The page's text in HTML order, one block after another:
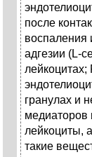
после
воспаления
адгезии (L-
гранулах и
медиаторов
лейкоциты,
такие